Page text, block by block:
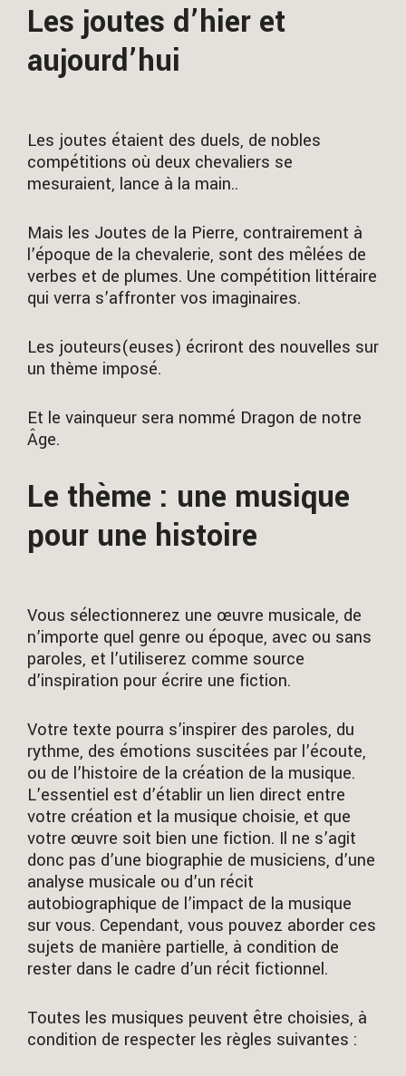
Les joutes d’hier et
aujourd’hui
Les joutes étaient des duels, de nobles
compétitions où deux chevaliers se
mesuraient, lance à la main..
Mais les Joutes de la Pierre, contrairement à
l’époque de la chevalerie, sont des mêlées de
verbes et de plumes. Une compétition littéraire
qui verra s’affronter vos imaginaires.
Les jouteurs(euses) écriront des nouvelles sur
un thème imposé.
Et le vainqueur sera nommé Dragon de notre
Âge.
Le thème : une musique
pour une histoire
Vous sélectionnerez une œuvre musicale, de
n’importe quel genre ou époque, avec ou sans
paroles, et l’utiliserez comme source
d’inspiration pour écrire une fiction.
Votre texte pourra s’inspirer des paroles, du
rythme, des émotions suscitées par l’écoute,
ou de l’histoire de la création de la musique.
L’essentiel est d’établir un lien direct entre
votre création et la musique choisie, et que
votre œuvre soit bien une fiction. Il ne s’agit
donc pas d’une biographie de musiciens, d’une
analyse musicale ou d’un récit
autobiographique de l’impact de la musique
sur vous. Cependant, vous pouvez aborder ces
sujets de manière partielle, à condition de
rester dans le cadre d’un récit fictionnel.
Toutes les musiques peuvent être choisies, à
condition de respecter les règles suivantes :